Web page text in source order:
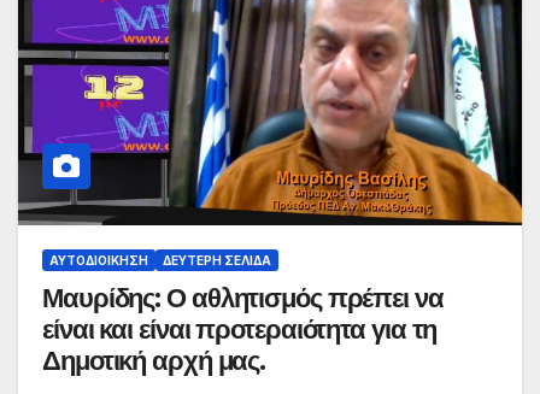
ΑΥΤΟΔΙΟΊΚΗΣΗ ΔΕΎΤΕΡΗ ΣΕΛΊΔΑ
Μαυρίδης: Ο αθλητισμός πρέπει να
είναι και είναι προτεραιότητα για τη
Δημοτική αρχή μας.